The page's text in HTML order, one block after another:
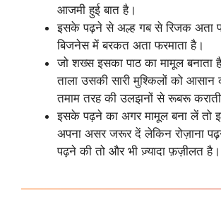
आजमी हुई बात है।
इसके पढ़ने से अल्ह गब से रिजक अता
बिजनेस में बरकत अता फरमाता है।
जो शख्स इसका पाठ का मामूल बनाता
ताला उसकी सारी मुश्किलों को आसान
तमाम तरह की उलझनों से रूबरू
इसके पढ़ने का अगर मामूल बना लें तो
अपना असर जरूर दें लेकिन रोज़ाना
पढ़ने की तो और भी ज़्यादा फ़ज़ीलत है।